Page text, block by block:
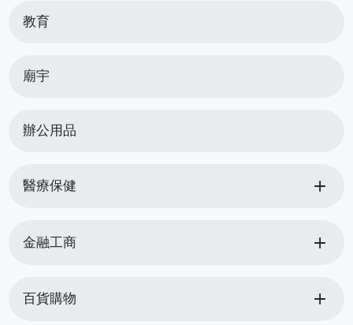
教育
廟宇
辦公用品
醫療保健 add
金融工商 add
百貨購物 add